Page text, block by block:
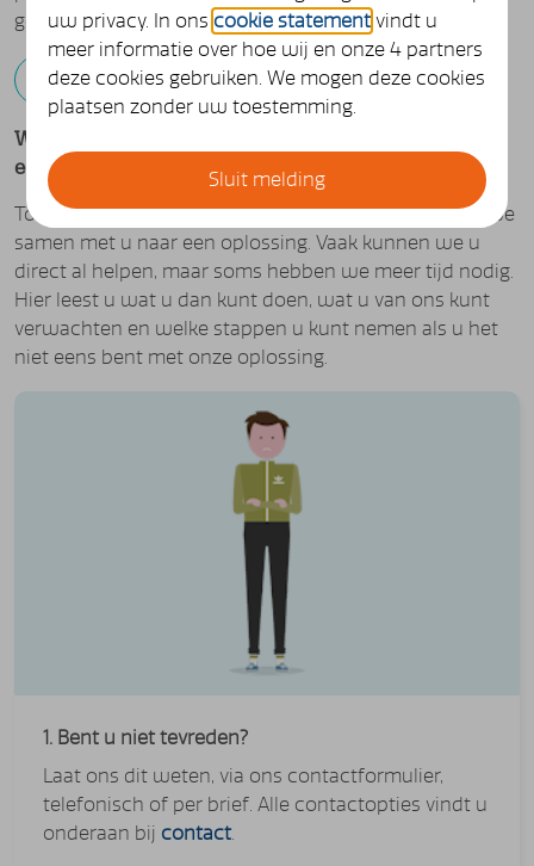
geschillenprocedure.
Klachten- en geschillenprocedure (pdf)
We doen ons uiterste best om ervoor te zorgen dat u
een goede service van ons ontvangt
Toch niet tevreden? Laat het ons weten, dan zoeken we
samen met u naar een oplossing. Vaak kunnen we u
direct al helpen, maar soms hebben we meer tijd nodig.
Hier leest u wat u dan kunt doen, wat u van ons kunt
verwachten en welke stappen u kunt nemen als u het
niet eens bent met onze oplossing.
1. Bent u niet tevreden?
Laat ons dit weten, via ons contactformulier,
telefonisch of per brief. Alle contactopties vindt u
onderaan bij contact.
uw privacy. In onscookie statement vindt u
meer informatie over hoe wij en onze 4 partners
deze cookies gebruiken. We mogen deze cookies
plaatsen zonder uw toestemming.
Sluit melding